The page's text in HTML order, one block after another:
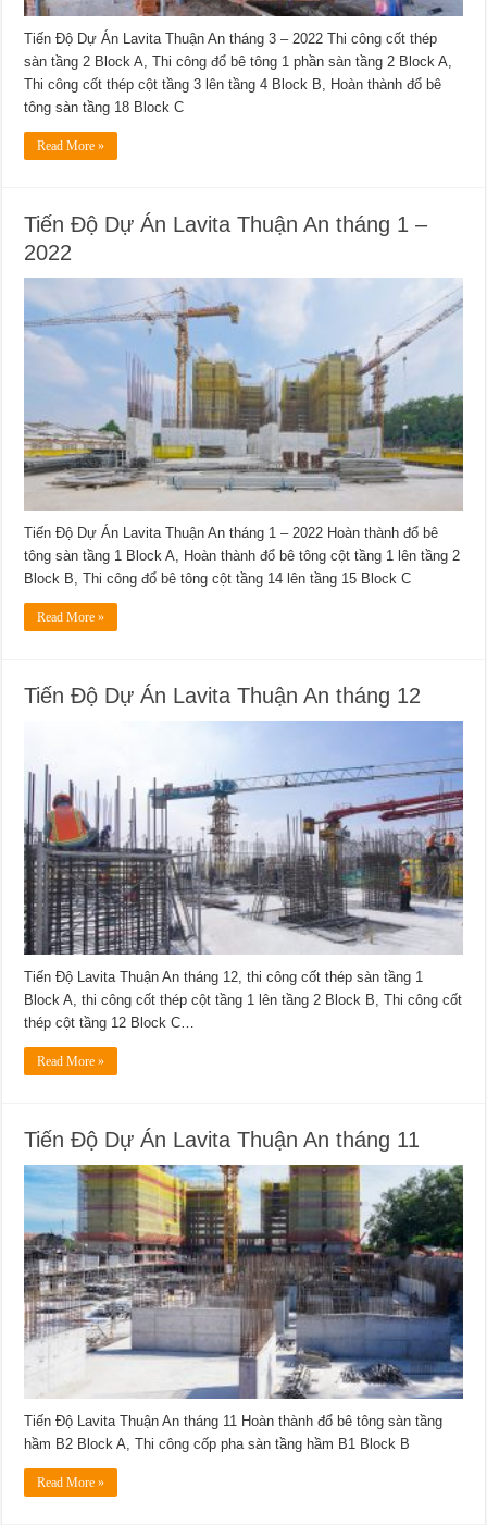
Tiến Độ Dự Án Lavita Thuận An tháng 3 – 2022 Thi công cốt thép
sàn tầng 2 Block A, Thi công đổ bê tông 1 phần sàn tầng 2 Block A,
Thi công cốt thép cột tầng 3 lên tầng 4 Block B, Hoàn thành đổ bê
tông sàn tầng 18 Block C
Read More »
Tiến Độ Dự Án Lavita Thuận An tháng 1 –
2022
Tiến Độ Dự Án Lavita Thuận An tháng 1 – 2022 Hoàn thành đổ bê
tông sàn tầng 1 Block A, Hoàn thành đổ bê tông cột tầng 1 lên tầng 2
Block B, Thi công đổ bê tông cột tầng 14 lên tầng 15 Block C
Read More »
Tiến Độ Dự Án Lavita Thuận An tháng 12
Tiến Độ Lavita Thuận An tháng 12, thi công cốt thép sàn tầng 1
Block A, thi công cốt thép cột tầng 1 lên tầng 2 Block B, Thi công cốt
thép cột tầng 12 Block C…
Read More »
Tiến Độ Dự Án Lavita Thuận An tháng 11
Tiến Độ Lavita Thuận An tháng 11 Hoàn thành đổ bê tông sàn tầng
hầm B2 Block A, Thi công cốp pha sàn tầng hầm B1 Block B
Read More »